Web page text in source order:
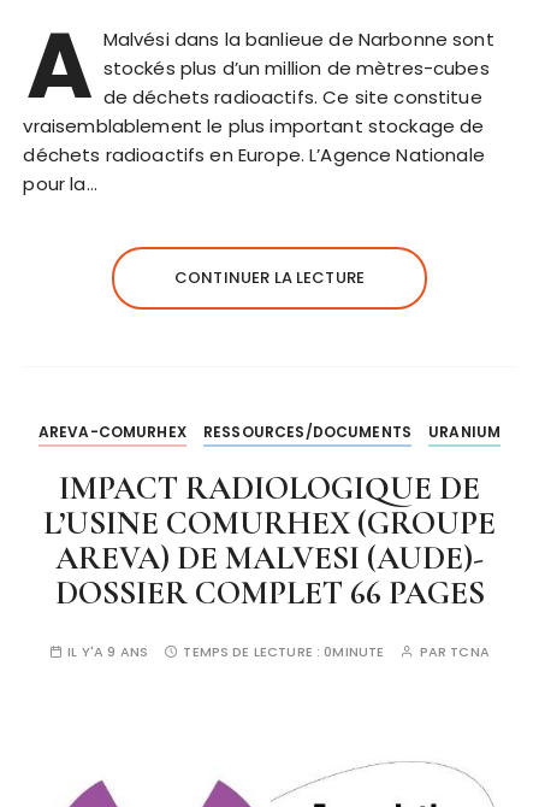
A Malvési dans la banlieue de Narbonne sont
stockés plus d’un million de mètres-cubes
de déchets radioactifs. Ce site constitue
vraisemblablement le plus important stockage de
déchets radioactifs en Europe. L’Agence Nationale
pour la…
CONTINUER LA LECTURE
AREVA-COMURHEX RESSOURCES/DOCUMENTS URANIUM
IMPACT RADIOLOGIQUE DE
L’USINE COMURHEX (GROUPE
AREVA) DE MALVESI (AUDE)-
DOSSIER COMPLET 66 PAGES
IL Y'A 9 ANS TEMPS DE LECTURE : 0MINUTE PAR TCNA